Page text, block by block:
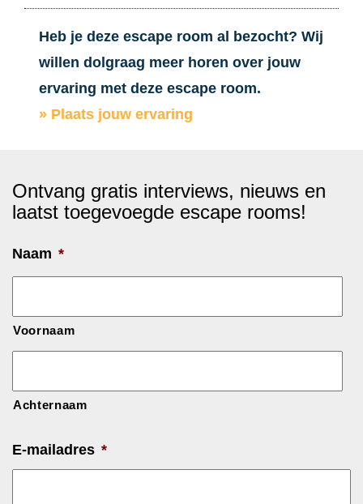
Heb je deze escape room al bezocht? Wij
willen dolgraag meer horen over jouw
ervaring met deze escape room.
» Plaats jouw ervaring
Ontvang gratis interviews, nieuws en
laatst toegevoegde escape rooms!
Naam *
Voornaam
Achternaam
E-mailadres *